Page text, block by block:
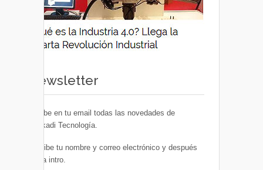
Newsletter
Recibe en tu email todas las novedades de
Euskadi Tecnología.
Escribe tu nombre y correo electrónico y después
pulsa intro.